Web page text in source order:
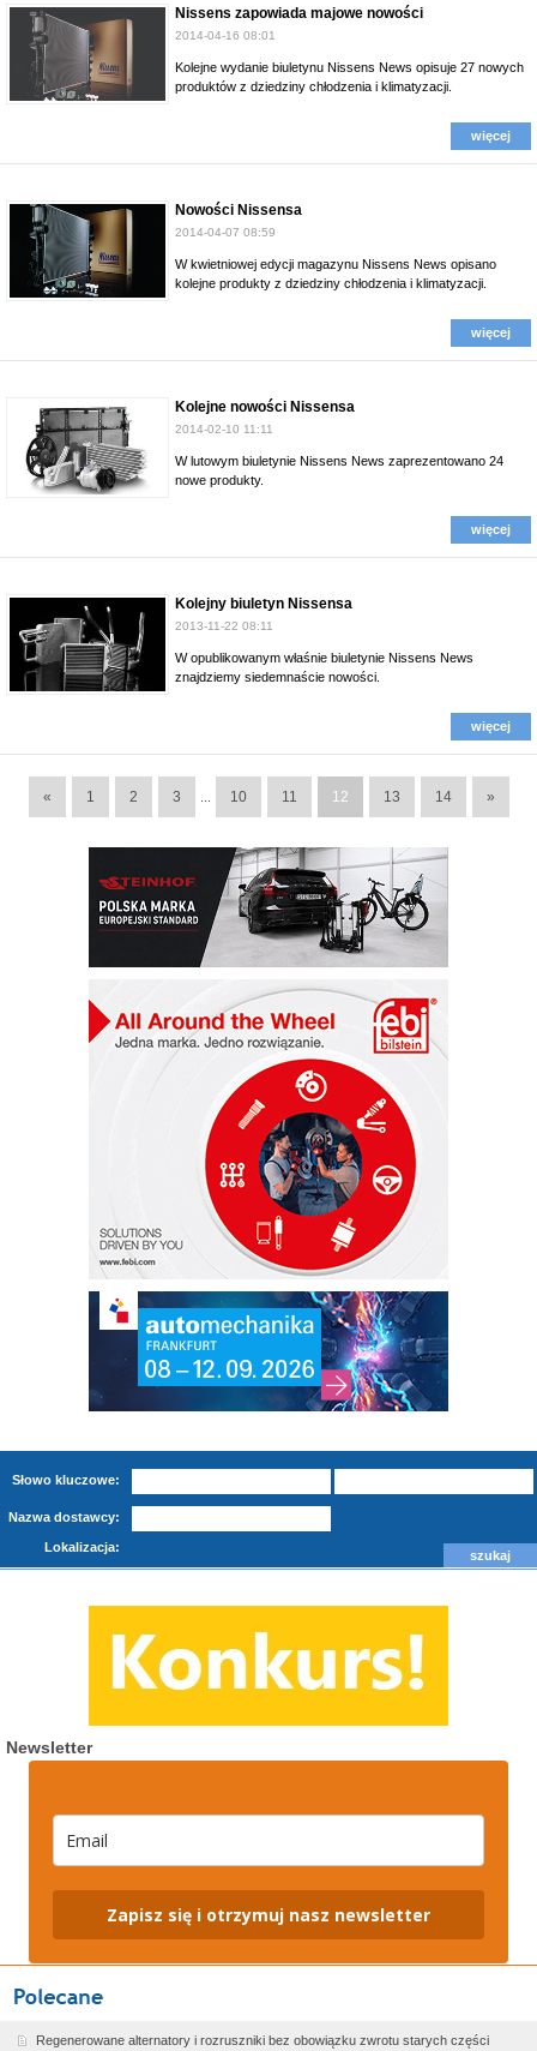
Nissens zapowiada majowe nowości
2014-04-16 08:01
Kolejne wydanie biuletynu Nissens News opisuje 27 nowych
produktów z dziedziny chłodzenia i klimatyzacji.
więcej
Nowości Nissensa
2014-04-07 08:59
W kwietniowej edycji magazynu Nissens News opisano
kolejne produkty z dziedziny chłodzenia i klimatyzacji.
więcej
Kolejne nowości Nissensa
2014-02-10 11:11
W lutowym biuletynie Nissens News zaprezentowano 24
nowe produkty.
więcej
Kolejny biuletyn Nissensa
2013-11-22 08:11
W opublikowanym właśnie biuletynie Nissens News
znajdziemy siedemnaście nowości.
więcej
« 1 2 3 10 11 12 13 14 »
Słowo kluczowe:
Nazwa dostawcy:
Lokalizacja:
Newsletter
Zapisz się i otrzymuj nasz newsletter
Regenerowane alternatory i rozruszniki bez obowiązku zwrotu starych części